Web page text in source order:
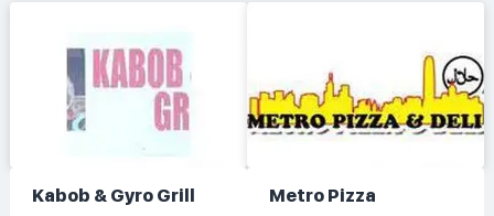
Kabob & Gyro Grill Metro Pizza